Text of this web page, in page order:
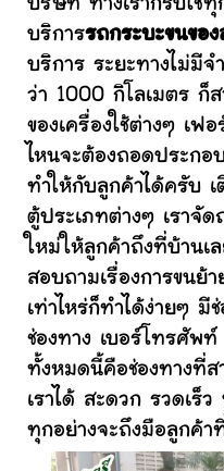
บริษัท ทางเราก็รับใช้
บริการรถกระบะขนของ
บริการ ระยะทางไม่มี
ว่า 1000 กิโลเมตร ก็
ของเครื่องใช้ต่างๆ เฟ
ไหนจะต้องถอดประก
ทำให้กับลูกค้าได้ครับ
ตู้ประเภทต่างๆ เราจั
ใหม่ให้ลูกค้าถึงที่บ้านเ
สอบถามเรื่องการขนย้
เท่าไหร่ก็ทำได้ง่ายๆ มี
ช่องทาง เบอร์โทรศัพ
ทั้งหมดนี้คือช่องทางที่
เราได้ สะดวก รวดเร็
ทุกอย่างจะถึงมือลูกค้า